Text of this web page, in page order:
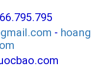
- hoang